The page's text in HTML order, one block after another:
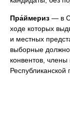
Пра́ймериз — в
ходе которых
и местных
выборные
конвентов,
Республиканской